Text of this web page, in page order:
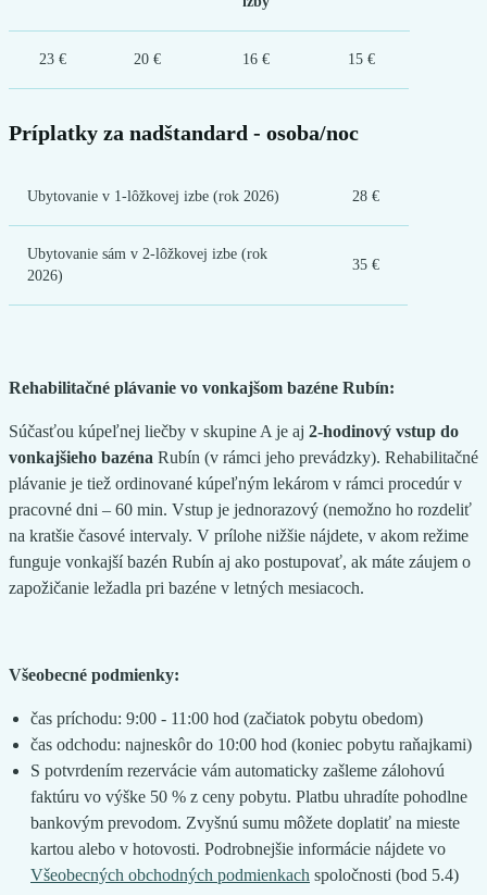
23 € 20 € 16 € 15 €
Príplatky za nadštandard - osoba/noc
Ubytovanie v 1-lôžkovej izbe (rok 2026) 28 €
Ubytovanie sám v 2-lôžkovej izbe (rok
2026)
35 €
Rehabilitačné plávanie vo vonkajšom bazéne Rubín:
Súčasťou kúpeľnej liečby v skupine A je aj 2-hodinový vstup do
vonkajšieho bazéna Rubín (v rámci jeho prevádzky). Rehabilitačné
plávanie je tiež ordinované kúpeľným lekárom v rámci procedúr v
pracovné dni – 60 min. Vstup je jednorazový (nemožno ho rozdeliť
na kratšie časové intervaly. V prílohe nižšie nájdete, v akom režime
funguje vonkajší bazén Rubín aj ako postupovať, ak máte záujem o
zapožičanie ležadla pri bazéne v letných mesiacoch.
Všeobecné podmienky:
čas príchodu: 9:00 - 11:00 hod (začiatok pobytu obedom)
čas odchodu: najneskôr do 10:00 hod (koniec pobytu raňajkami)
S potvrdením rezervácie vám automaticky zašleme zálohovú
faktúru vo výške 50 % z ceny pobytu. Platbu uhradíte pohodlne
bankovým prevodom. Zvyšnú sumu môžete doplatiť na mieste
kartou alebo v hotovosti. Podrobnejšie informácie nájdete vo
Všeobecných obchodných podmienkach spoločnosti (bod 5.4)